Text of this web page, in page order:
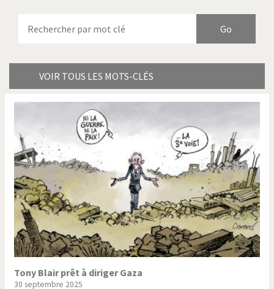
VOIR TOUS LES MOTS-CLÉS
Bienvenue en Italie
Bye Biden! Catholique ou pas très?
Chère énergie! Crise grecque
Cybermonde
Du printemps arabe à
Election présidentielle US Guerre en Syrie
Hopp Deutschland Israël - Palestine
L'Amérique et les armes L'Iran tremble
La Chine et nous
La Corée du Nord: guerre ou
Tony Blair prêt à diriger Gaza
30 septembre 2025